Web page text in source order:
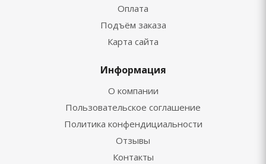
Оплата
Подъём заказа
Карта сайта
Информация
О компании
Пользовательское соглашение
Политика конфендициальности
Отзывы
Контакты